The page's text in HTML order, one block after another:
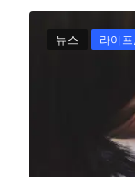
뉴스 라이